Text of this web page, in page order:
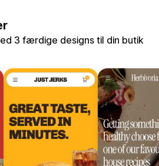
3 færdige designs til din butik